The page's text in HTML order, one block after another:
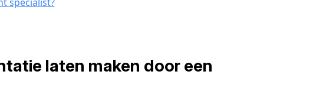
laten maken door een